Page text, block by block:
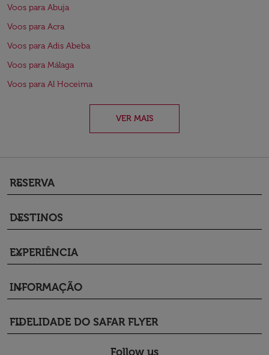
Voos para Abuja
Voos para Acra
Voos para Adis Abeba
Voos para Málaga
Voos para Al Hoceima
VER MAIS
RESERVA
keyboard_arrow_down
DESTINOS
keyboard_arrow_down
EXPERIÊNCIA
keyboard_arrow_down
INFORMAÇÃO
keyboard_arrow_down
FIDELIDADE DO SAFAR FLYER
keyboard_arrow_down
Follow us